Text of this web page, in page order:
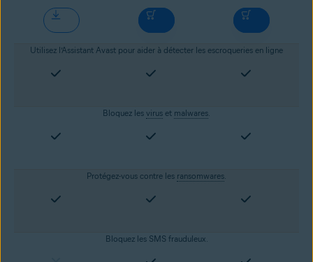
Utilisez l’Assistant Avast pour aider à détecter les escroqueries en ligne
Bloquez les virus et malwares.
Protégez-vous contre les ransomwares.
Bloquez les SMS frauduleux.